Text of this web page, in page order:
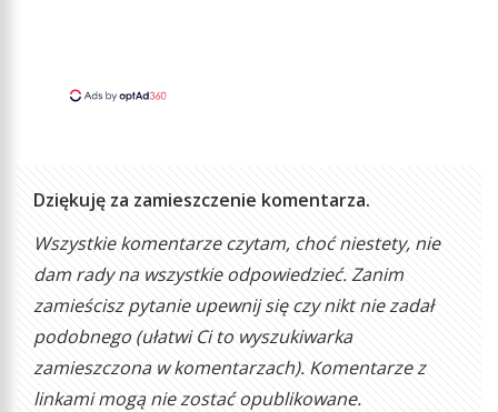
Dziękuję za zamieszczenie komentarza.
Wszystkie komentarze czytam, choć niestety, nie
dam rady na wszystkie odpowiedzieć. Zanim
zamieścisz pytanie upewnij się czy nikt nie zadał
podobnego (ułatwi Ci to wyszukiwarka
zamieszczona w komentarzach). Komentarze z
linkami mogą nie zostać opublikowane.